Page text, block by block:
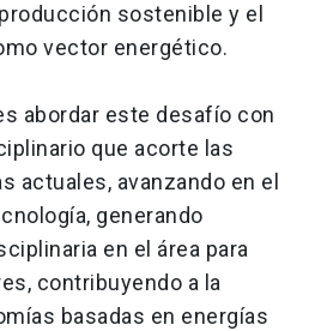
sostenible y el
vector energético.
abordar este desafío con
que acorte las
actuales, avanzando en el
generando
en el área para
contribuyendo a la
basadas en energías